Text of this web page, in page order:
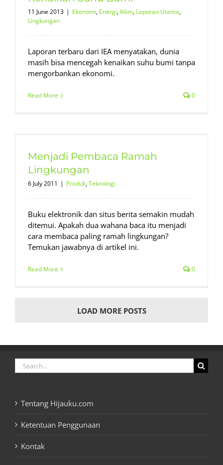
11 June 2013 | Ekonomi, Energi, Iklim, Laporan Utama,
Lingkungan
Laporan terbaru dari IEA menyatakan, dunia
masih bisa mencegah kenaikan suhu bumi tanpa
mengorbankan ekonomi.
Read More 0
Menjadi Pembaca Ramah
Lingkungan
6 July 2011 | Produk,Teknologi
Buku elektronik dan situs berita semakin mudah
ditemui. Apakah dua wahana baca itu menjadi
cara membaca paling ramah lingkungan?
Temukan jawabnya di artikel ini.
Read More 0
LOAD MORE POSTS
Search
for:
Tentang Hijauku.com
Ketentuan Penggunaan
Kontak